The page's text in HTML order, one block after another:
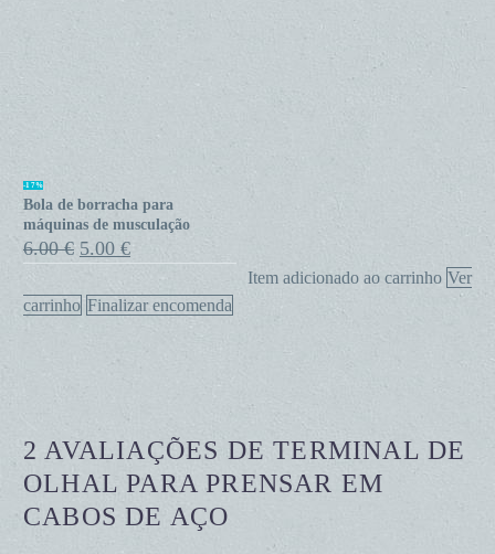
Bola
de
borracha
para
máquinas
de
-17%
Bola de borracha para
máquinas de musculação
6.00€ O
preço
era:
6.00 €.
5.00 €O
preço
é:
5.00 €.
Item adicionado ao carrinho Ver
carrinho Finalizar encomenda
2 AVALIAÇÕES DETERMINAL DE
OLHAL PARA PRENSAR EM
CABOS DE AÇO